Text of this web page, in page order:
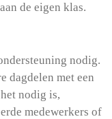
de eigen klas.
nodig.
dagdelen met een
nodig is,
medewerkers of